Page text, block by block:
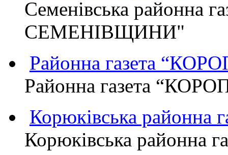
Семенівська районна
СЕМЕНІВЩИНИ"
Районна газета
Районна газета
Корюківська районна
Корюківська районна